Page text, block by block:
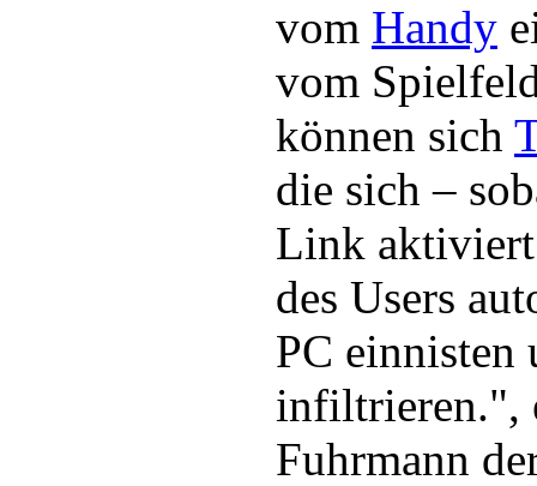
vom Handy
vom
können sich
die sich –
Link aktiviert
des Users
PC einnisten
infiltrieren.",
Fuhrmann